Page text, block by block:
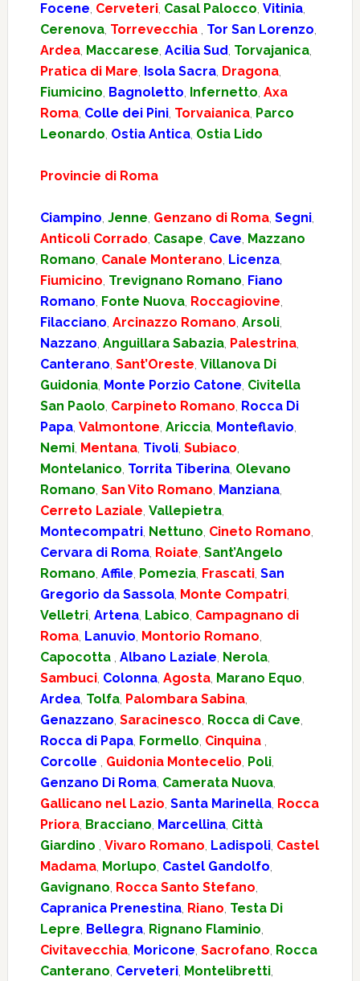
Focene, Cerveteri, Casal Palocco, Vitinia,
Cerenova, Torrevecchia , Tor San Lorenzo,
Ardea, Maccarese, Acilia Sud, Torvajanica,
Pratica di Mare, Isola Sacra, Dragona,
Fiumicino, Bagnoletto, Infernetto, Axa
Roma, Colle dei Pini, Torvaianica, Parco
Leonardo, Ostia Antica, Ostia Lido
Provincie di Roma
Ciampino, Jenne, Genzano di Roma, Segni,
Anticoli Corrado, Casape, Cave, Mazzano
Romano, Canale Monterano, Licenza,
Fiumicino, Trevignano Romano, Fiano
Romano, Fonte Nuova, Roccagiovine,
Filacciano, Arcinazzo Romano, Arsoli,
Nazzano, Anguillara Sabazia, Palestrina,
Canterano, Sant’Oreste, Villanova Di
Guidonia, Monte Porzio Catone, Civitella
San Paolo, Carpineto Romano, Rocca Di
Papa, Valmontone, Ariccia, Monteflavio,
Nemi, Mentana, Tivoli, Subiaco,
Montelanico, Torrita Tiberina, Olevano
Romano, San Vito Romano, Manziana,
Cerreto Laziale, Vallepietra,
Montecompatri, Nettuno, Cineto Romano,
Cervara di Roma, Roiate, Sant’Angelo
Romano, Affile, Pomezia, Frascati, San
Gregorio da Sassola, Monte Compatri,
Velletri, Artena, Labico, Campagnano di
Roma, Lanuvio, Montorio Romano,
Capocotta , Albano Laziale, Nerola,
Sambuci, Colonna, Agosta, Marano Equo,
Ardea, Tolfa, Palombara Sabina,
Genazzano, Saracinesco, Rocca di Cave,
Rocca di Papa, Formello, Cinquina ,
Corcolle , Guidonia Montecelio, Poli,
Genzano Di Roma, Camerata Nuova,
Gallicano nel Lazio, Santa Marinella, Rocca
Priora, Bracciano, Marcellina, Città
Giardino , Vivaro Romano, Ladispoli, Castel
Madama, Morlupo, Castel Gandolfo,
Gavignano, Rocca Santo Stefano,
Capranica Prenestina, Riano, Testa Di
Lepre, Bellegra, Rignano Flaminio,
Civitavecchia, Moricone, Sacrofano, Rocca
Canterano, Cerveteri, Montelibretti,